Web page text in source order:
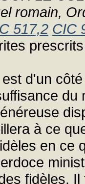
romain,
517,2 CIC
d'un
à ce
en ce
fidèles.